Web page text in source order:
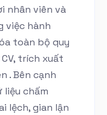
nhân viên và
việc hành
toàn bộ quy
trích xuất
. Bên cạnh
liệu chấm
lệch, gian lận